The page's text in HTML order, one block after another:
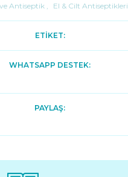
Antiseptik
El & Cilt Antiseptikleri
ETİKET:
WHATSAPP DESTEK:
PAYLAŞ: